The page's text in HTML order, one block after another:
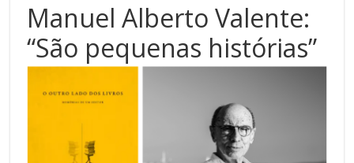
Manuel Alberto Valente:
“São pequenas histórias”